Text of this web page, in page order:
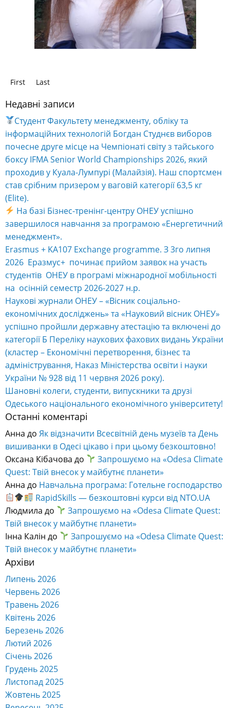
First Last
Недавні записи
Студент Факультету менеджменту, обліку та
інформаційних технологій Богдан Студнєв виборов
почесне друге місце на Чемпіонаті світу з тайського
боксу IFMA Senior World Championships 2026, який
проходив у Куала-Лумпурі (Малайзія). Наш спортсмен
став срібним призером у ваговій категорії 63,5 кг
(Elite).
На базі Бізнес-тренінг-центру ОНЕУ успішно
завершилося навчання за програмою «Енергетичний
менеджмент».
Erasmus + KA107 Exchange programme. З 3го липня
2026 Еразмус+ починає прийом заявок на участь
студентів ОНЕУ в програмі міжнародної мобільності
на осінній семестр 2026-2027 н.р.
Наукові журнали ОНЕУ – «Вісник соціально-
економічних досліджень» та «Науковий вісник ОНЕУ»
успішно пройшли державну атестацію та включені до
категорії Б Переліку наукових фахових видань України
(кластер – Економічні перетворення, бізнес та
адміністрування, Наказ Міністерства освіти і науки
України № 928 від 11 червня 2026 року).
Шановні колеги, студенти, випускники та друзі
Одеського національного економічного університету!
Останні коментарі
Анна до Як відзначити Всесвітній день музеїв та День
вишиванки в Одесі цікаво і при цьому безкоштовно!
Оксана Кібачова до
Запрошуємо на «Odesa Climate
Quest: Твій внесок у майбутнє планети»
Анна до Навчальна програма: Готельне господарство
RapidSkills — безкоштовні курси від NTO.UA
Людмила до
Запрошуємо на «Odesa Climate Quest:
Твій внесок у майбутнє планети»
Інна Калін до
Запрошуємо на «Odesa Climate Quest:
Твій внесок у майбутнє планети»
Архіви
Липень 2026
Червень 2026
Травень 2026
Квітень 2026
Березень 2026
Лютий 2026
Січень 2026
Грудень 2025
Листопад 2025
Жовтень 2025